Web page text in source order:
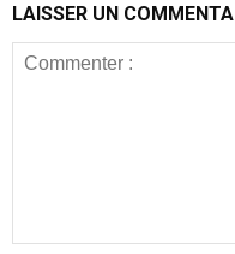
LAISSER UN